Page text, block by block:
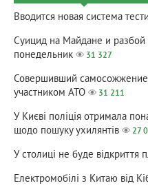
Вводится новая система
Суицид на Майдане и разбой
понедельник
31 327
Совершивший самосожжение
участником АТО
31 211
У Києві поліція отримала
щодо пошуку ухилянтів
27
У столиці не буде відкриття
Електромобілі з Китаю від